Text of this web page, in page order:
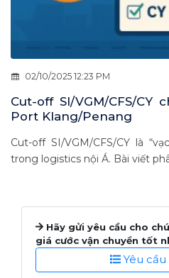
02/10/2025 12:23 PM
Cut-off SI/VGM/CFS/CY
Port Klang/Penang
Cut-off SI/VGM/CFS/CY là
trong logistics nội Á. Bài viết
Hãy gửi yêu cầu cho
giá cước vận chuyển tốt
Yêu cầu